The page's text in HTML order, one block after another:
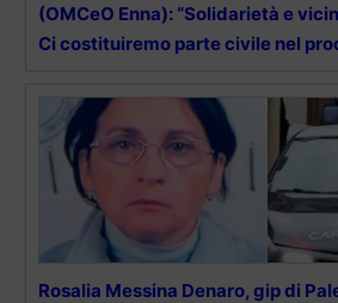
(OMCeO Enna): “Solidarietà e
Ci costituiremo parte civile nel
Rosalia Messina Denaro, gip di